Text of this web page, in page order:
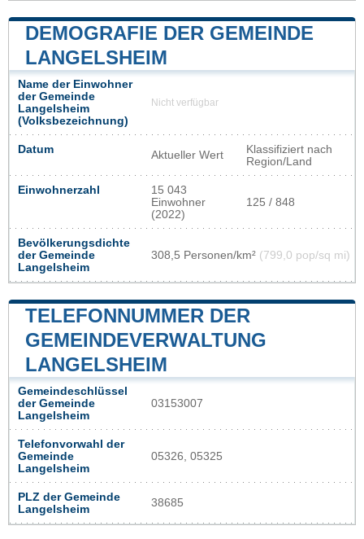
DEMOGRAFIE DER GEMEINDE
LANGELSHEIM
Name der Einwohner
der Gemeinde
Langelsheim
(Volksbezeichnung)
Nicht verfügbar
Datum Aktueller Wert
Klassifiziert nach
Region/Land
Einwohnerzahl
15 043
Einwohner
(2022)
125 / 848
Bevölkerungsdichte
der Gemeinde
Langelsheim
308,5 Personen/km² (799,0 pop/sq mi)
TELEFONNUMMER DER
GEMEINDEVERWALTUNG
LANGELSHEIM
Gemeindeschlüssel
der Gemeinde
Langelsheim
03153007
Telefonvorwahl der
Gemeinde
Langelsheim
05326, 05325
PLZ der Gemeinde
Langelsheim
38685